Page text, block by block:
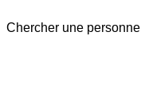
Chercher une personne